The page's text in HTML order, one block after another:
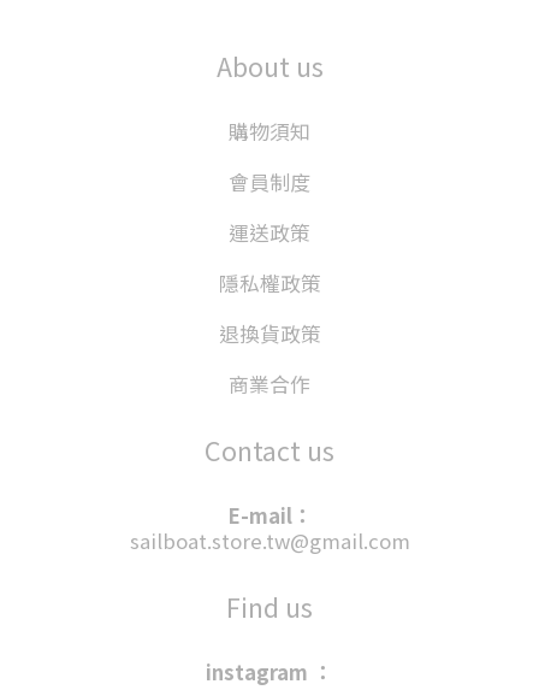
About us
購物須知
會員制度
運送政策
隱私權政策
退換貨政策
商業合作
Contact us
E-mail：
sailboat.store.tw@gmail.com
Find us
instagram ：